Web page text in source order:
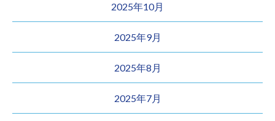
2025年10月
2025年9月
2025年8月
2025年7月